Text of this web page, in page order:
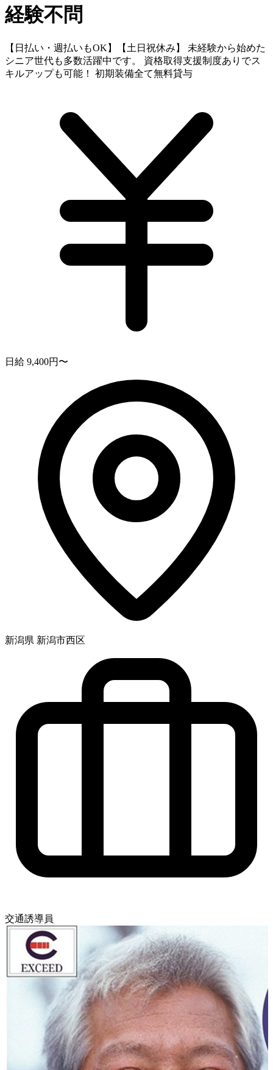
経験不問
【日払い・週払いもOK】【土日祝休み】 未経験から始めた
シニア世代も多数活躍中です。 資格取得支援制度ありでス
キルアップも可能！ 初期装備全て無料貸与
日給 9,400円〜
新潟県 新潟市西区
交通誘導員